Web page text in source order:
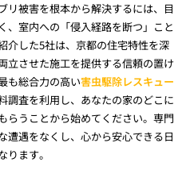
リ被害を根本から解決するには、目
、室内への「侵入経路を断つ」こと
介した5社は、京都の住宅特性を深
立させた施工を提供する信頼の置け
も総合力の高い害虫駆除レスキュー
調査を利用し、あなたの家のどこに
らうことから始めてください。専門
遭遇をなくし、心から安心できる日
ます。